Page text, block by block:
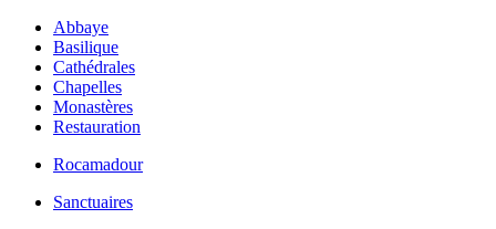
Abbaye
Basilique
Cathédrales
Chapelles
Monastères
Restauration
Rocamadour
Sanctuaires